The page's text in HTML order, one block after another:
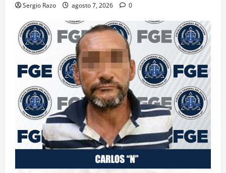
Sergio Razo agosto 7, 2026 0